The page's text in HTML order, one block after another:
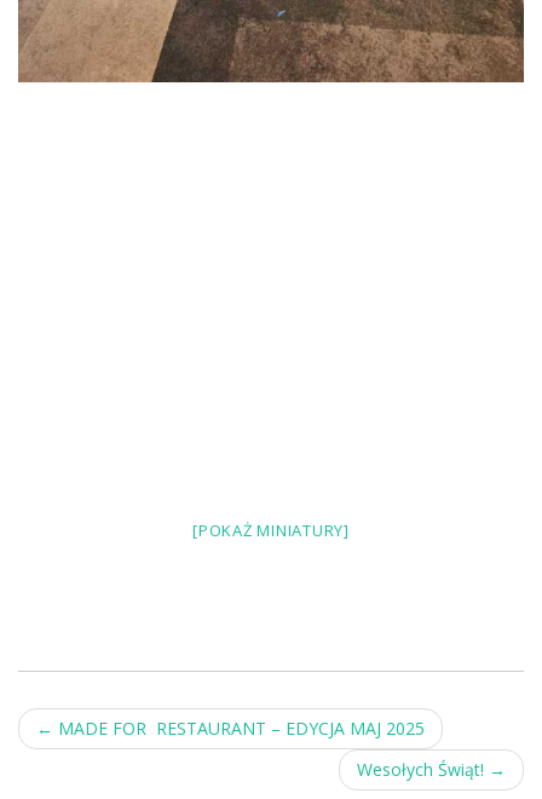
[POKAŻ MINIATURY]
Post
← MADE FOR RESTAURANT – EDYCJA MAJ 2025
Wesołych Świąt! →